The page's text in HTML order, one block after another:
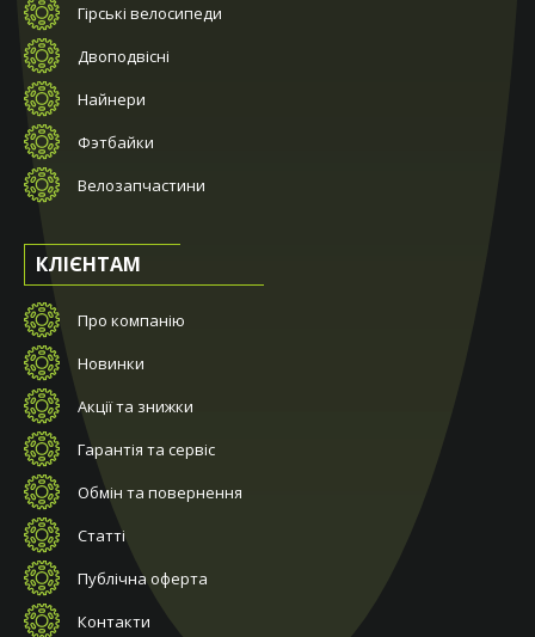
Гірські велосипеди
Двоподвісні
Найнери
Фэтбайки
Велозапчастини
КЛІЄНТАМ
Про компанію
Новинки
Акції та знижки
Гарантія та сервіс
Обмін та повернення
Статті
Публічна оферта
Контакти